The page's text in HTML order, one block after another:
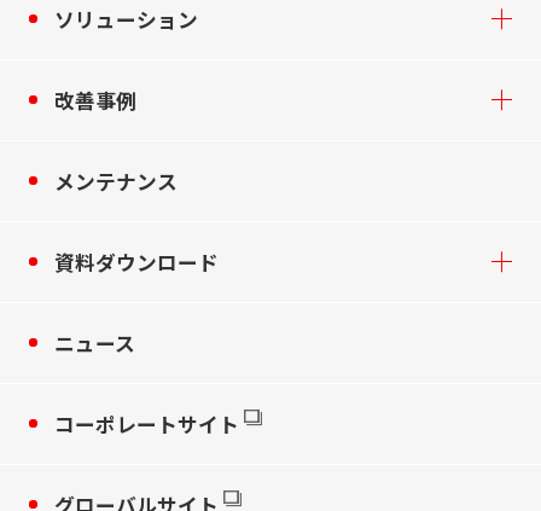
ソリューション
改善事例
メンテナンス
資料ダウンロード
ニュース
コーポレートサイト
グローバルサイト